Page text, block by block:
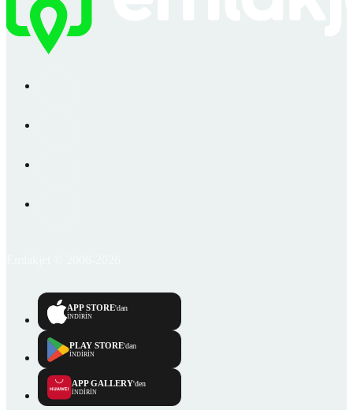
APP STORE'dan
İNDİRİN
PLAY STORE'dan
İNDİRİN
APP GALLERY'den
İNDİRİN